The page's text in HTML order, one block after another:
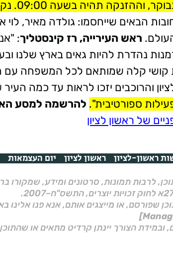
הבאים שייחסמו: גולדה מאיר,
ראש העירייה, רז קינסטליך:
נהדרת להיות גאים בארץ שלנו
קושי קלה שמותאם לכל המשפחה עם
והרוכבים יזכו לראות עד כמה העיר
ספורטיבית". להרשמה למסע
של ראשון לציון
ראשון-לציון ראשון לציון יום העצמאות
לרבות תמונות, סרטונים ומידע, שמקורו
שפורסם, או מייצגים אותם, אנא פנו אלינו
ובמידת הצורך יינתן קרדיט מתאים או